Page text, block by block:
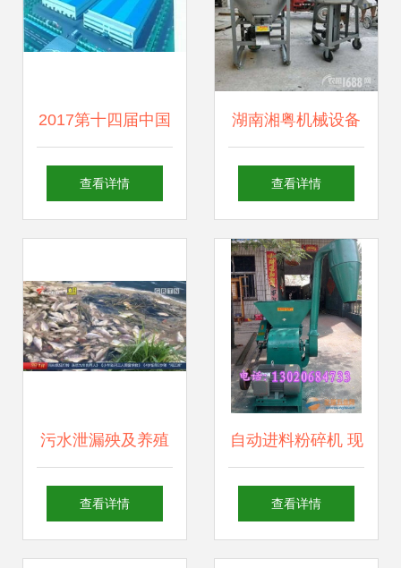
攻略一网打尽
2017第十四届中国
畜牧饲料科技与经
势，共谋畜牧渔业
饲料销售新蓝图
查看详情
湖南湘粤机械设备
厂 多功能畜牧饲料
政策与产品解析
查看详情
污水泄漏殃及养殖
业，饶平食品厂被
查看详情
自动进料粉碎机 现
代畜牧渔业高效生
查看详情